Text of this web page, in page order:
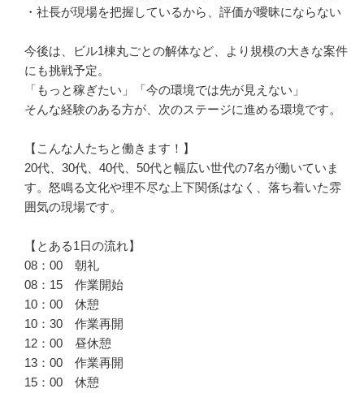
・社長が現場を把握しているから、評価が曖昧にならない
今後は、ビル1棟丸ごとの解体など、より規模の大きな案件
にも挑戦予定。
「もっと稼ぎたい」「今の環境では先が見えない」
そんな経験のある方が、次のステージに進める環境です。
【こんな人たちと働きます！】
20代、30代、40代、50代と幅広い世代の7名が働いていま
す。怒鳴る文化や理不尽な上下関係はなく、落ち着いた雰
囲気の現場です。
【とある1日の流れ】
08：00　朝礼
08：15　作業開始
10：00　休憩
10：30　作業再開
12：00　昼休憩
13：00　作業再開
15：00　休憩